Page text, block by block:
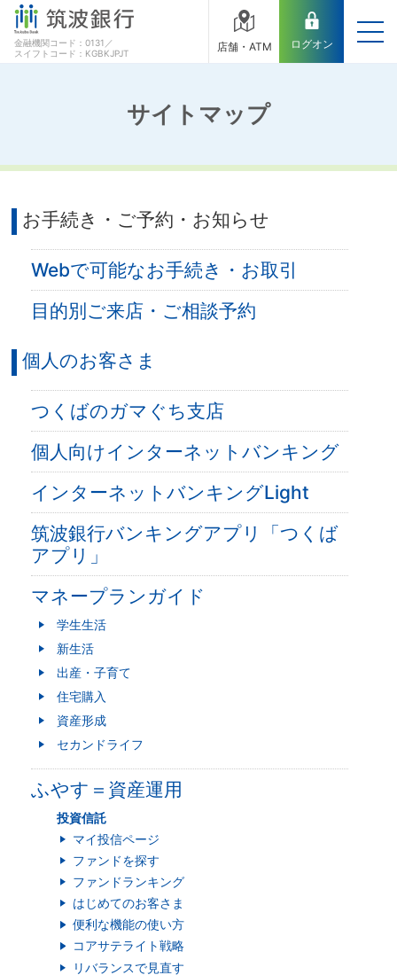
金融機関コード：0131／
スイフトコード：KGBKJPJT
店舗・ATM ログオン
サイトマップ
お手続き・ご予約・お知らせ
Webで可能なお手続き・お取引
目的別ご来店・ご相談予約
個人のお客さま
つくばのガマぐち支店
個人向けインターネットバンキング
インターネットバンキングLight
筑波銀行バンキングアプリ「つくば
アプリ」
マネープランガイド
学生生活
新生活
出産・子育て
住宅購入
資産形成
セカンドライフ
ふやす＝資産運用
投資信託
マイ投信ページ
ファンドを探す
ファンドランキング
はじめてのお客さま
便利な機能の使い方
コアサテライト戦略
リバランスで見直す